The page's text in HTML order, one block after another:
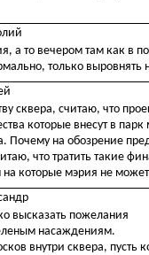
а то вечером там как в
только выровнять
сквера, считаю, что
которые внесут в
Почему на обозрение
что тратить такие
которые мэрия не
высказать пожелания
насаждениям.
внутри сквера, пусть